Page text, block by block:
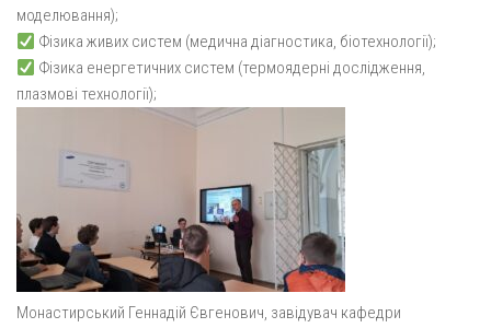
моделювання);
Фізика живих систем (медична діагностика, біотехнології);
Фізика енергетичних систем (термоядерні дослідження,
плазмові технології);
Монастирський Геннадій Євгенович, завідувач кафедри